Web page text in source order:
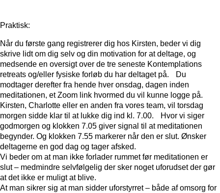
Praktisk:
Når du første gang registrerer dig hos Kirsten, beder vi dig
skrive lidt om dig selv og din motivation for at deltage, og
medsende en oversigt over de tre seneste Kontemplations
retreats og/eller fysiske forløb du har deltaget på. Du
modtager derefter fra hende hver onsdag, dagen inden
meditationen, et Zoom link hvormed du vil kunne logge på.
Kirsten, Charlotte eller en anden fra vores team, vil torsdag
morgen sidde klar til at lukke dig ind kl. 7.00. Hvor vi siger
godmorgen og klokken 7.05 giver signal til at meditationen
begynder. Og klokken 7.55 markerer når den er slut. Ønsker
deltagerne en god dag og tager afsked.
Vi beder om at man ikke forlader rummet før meditationen er
slut – medmindre selvfølgelig der sker noget uforudset der gør
at det ikke er muligt at blive.
At man sikrer sig at man sidder uforstyrret – både af omsorg for